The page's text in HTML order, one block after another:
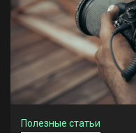
Полезные статьи